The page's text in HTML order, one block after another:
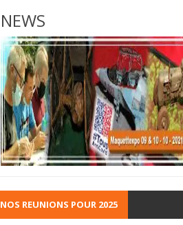
NEWS
NOS REUNIONS POUR 2025